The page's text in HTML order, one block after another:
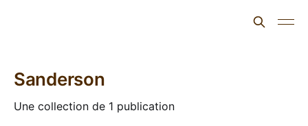
Sanderson
Une collection de 1 publication